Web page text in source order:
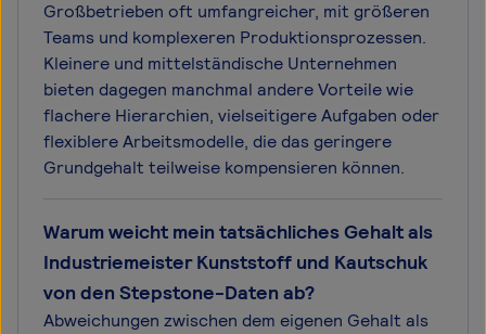
Großbetrieben oft umfangreicher, mit größeren
Teams und komplexeren Produktionsprozessen.
Kleinere und mittelständische Unternehmen
bieten dagegen manchmal andere Vorteile wie
flachere Hierarchien, vielseitigere Aufgaben oder
flexiblere Arbeitsmodelle, die das geringere
Grundgehalt teilweise kompensieren können.
Warum weicht mein tatsächliches Gehalt als
Industriemeister Kunststoff und Kautschuk
von den Stepstone-Daten ab?
Abweichungen zwischen dem eigenen Gehalt als